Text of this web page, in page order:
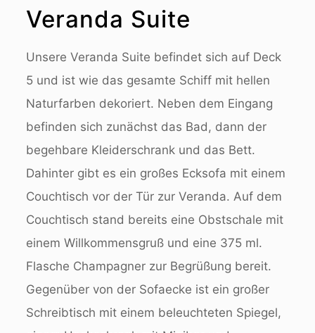
Veranda Suite
Unsere Veranda Suite befindet sich auf Deck
5 und ist wie das gesamte Schiff mit hellen
Naturfarben dekoriert. Neben dem Eingang
befinden sich zunächst das Bad, dann der
begehbare Kleiderschrank und das Bett.
Dahinter gibt es ein großes Ecksofa mit einem
Couchtisch vor der Tür zur Veranda. Auf dem
Couchtisch stand bereits eine Obstschale mit
einem Willkommensgruß und eine 375 ml.
Flasche Champagner zur Begrüßung bereit.
Gegenüber von der Sofaecke ist ein großer
Schreibtisch mit einem beleuchteten Spiegel,